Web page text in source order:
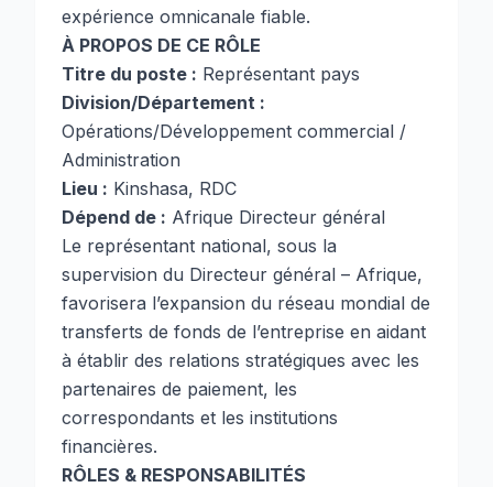
expérience omnicanale fiable.
À PROPOS DE CE RÔLE
Titre du poste : Représentant pays
Division/Département :
Opérations/Développement commercial /
Administration
Lieu : Kinshasa, RDC
Dépend de : Afrique Directeur général
Le représentant national, sous la
supervision du Directeur général – Afrique,
favorisera l’expansion du réseau mondial de
transferts de fonds de l’entreprise en aidant
à établir des relations stratégiques avec les
partenaires de paiement, les
correspondants et les institutions
financières.
RÔLES & RESPONSABILITÉS